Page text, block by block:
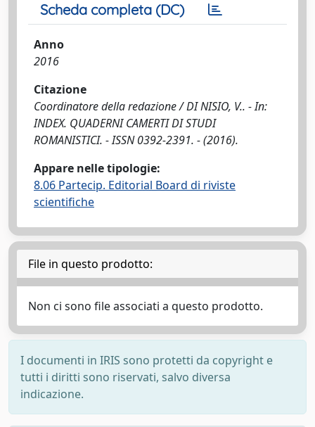
Scheda completa (DC)
Anno
2016
Citazione
Coordinatore della redazione / DI NISIO, V.. - In:
INDEX. QUADERNI CAMERTI DI STUDI
ROMANISTICI. - ISSN 0392-2391. - (2016).
Appare nelle tipologie:
8.06 Partecip. Editorial Board di riviste
scientifiche
File in questo prodotto:
Non ci sono file associati a questo prodotto.
I documenti in IRIS sono protetti da copyright e
tutti i diritti sono riservati, salvo diversa
indicazione.